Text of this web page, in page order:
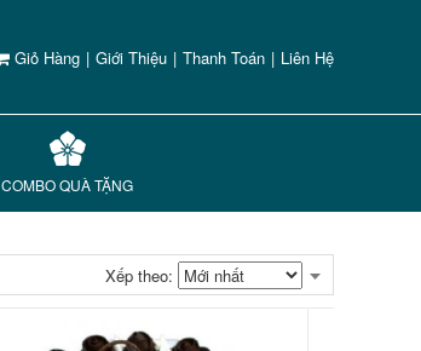
Giỏ Hàng | Giới Thiệu | Thanh Toán | Liên Hệ
COMBO QUÀ TẶNG
Xếp theo: